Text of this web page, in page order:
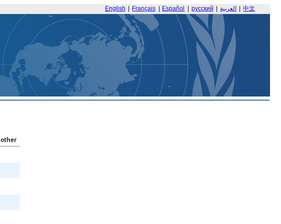
English Français Español русский العربية 中文
other